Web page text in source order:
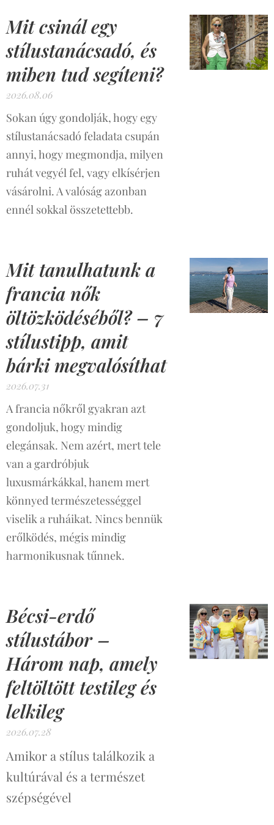
Mit csinál egy
stílustanácsadó, és
miben tud segíteni?
2026.08.06
Sokan úgy gondolják, hogy egy
stílustanácsadó feladata csupán
annyi, hogy megmondja, milyen
ruhát vegyél fel, vagy elkísérjen
vásárolni. A valóság azonban
ennél sokkal összetettebb.
Mit tanulhatunk a
francia nők
öltözködéséből? – 7
stílustipp, amit
bárki megvalósíthat
2026.07.31
A francia nőkről gyakran azt
gondoljuk, hogy mindig
elegánsak. Nem azért, mert tele
van a gardróbjuk
luxusmárkákkal, hanem mert
könnyed természetességgel
viselik a ruháikat. Nincs bennük
erőlködés, mégis mindig
harmonikusnak tűnnek.
Bécsi-erdő
stílustábor –
Három nap, amely
feltöltött testileg és
lelkileg
2026.07.28
Amikor a stílus találkozik a
kultúrával és a természet
szépségével